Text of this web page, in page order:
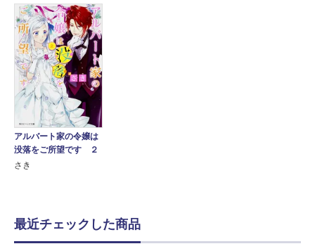
アルバート家の令嬢は
没落をご所望です ２
さき
最近チェックした商品